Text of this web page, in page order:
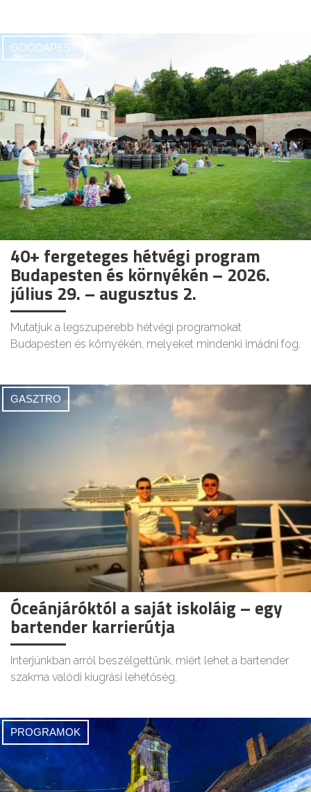
GOODAPEST
40+ fergeteges hétvégi program
Budapesten és környékén – 2026.
július 29. – augusztus 2.
Mutatjuk a legszuperebb hétvégi programokat
Budapesten és környékén, melyeket mindenki imádni fog.
GASZTRO
Óceánjáróktól a saját iskoláig – egy
bartender karrierútja
Interjúnkban arról beszélgettünk, miért lehet a bartender
szakma valódi kiugrási lehetőség.
PROGRAMOK